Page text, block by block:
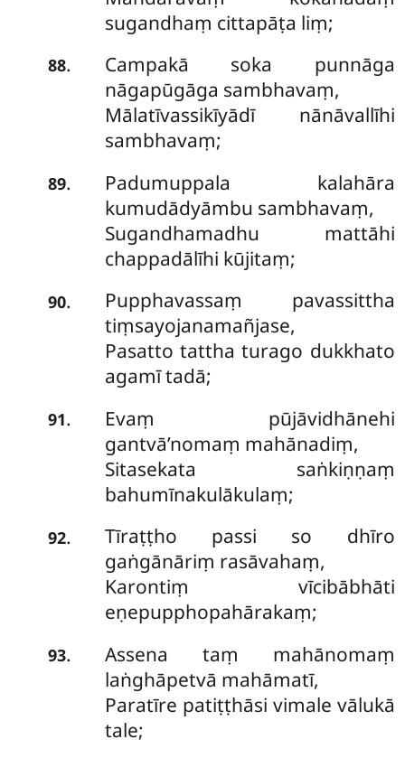
sugandhaṃ cittapāṭa liṃ;
88.
Campakā soka punnāga
nāgapūgāga sambhavaṃ,
Mālatīvassikīyādī nānāvallīhi
sambhavaṃ;
89.
Padumuppala kalahāra
kumudādyāmbu sambhavaṃ,
Sugandhamadhu mattāhi
chappadālīhi kūjitaṃ;
90.
Pupphavassaṃ pavassittha
tiṃsayojanamañjase,
Pasatto tattha turago dukkhato
agamī tadā;
91.
Evaṃ pūjāvidhānehi
gantvā’nomaṃ mahānadiṃ,
Sitasekata saṅkiṇṇaṃ
bahumīnakulākulaṃ;
92.
Tīraṭṭho passi so dhīro
gaṅgānāriṃ rasāvahaṃ,
Karontiṃ vīcibābhāti
eṇepupphopahārakaṃ;
93.
Assena taṃ mahānomaṃ
laṅghāpetvā mahāmatī,
Paratīre patiṭṭhāsi vimale vālukā
tale;